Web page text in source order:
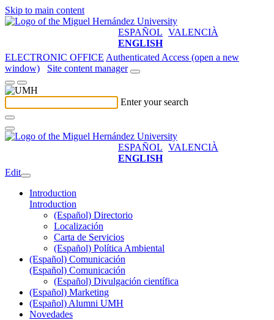
Skip to main content
ESPAÑOL VALENCIÀ
ENGLISH
ELECTRONIC OFFICE Authenticated Access (open a new
window)
Site content manager
Enter your search
ESPAÑOL VALENCIÀ
ENGLISH
Edit
Introduction
Introduction
(Español) Directorio
Localización
Carta de Servicios
(Español) Política Ambiental
(Español) Comunicación
(Español) Comunicación
(Español) Divulgación científica
(Español) Marketing
(Español) Alumni UMH
Novedades